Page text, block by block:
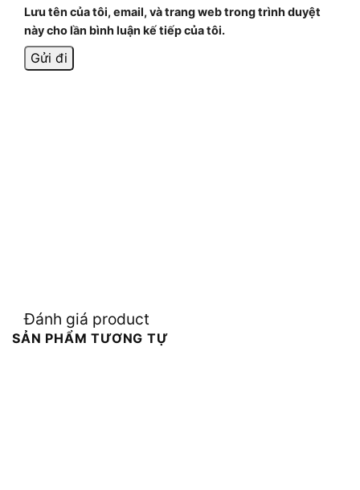
Lưu tên của tôi, email, và trang web trong trình duyệt
này cho lần bình luận kế tiếp của tôi.
Đánh giá product
SẢN PHẨM TƯƠNG TỰ